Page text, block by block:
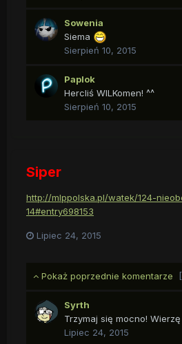
Sowenia
Siema
Sierpień 10, 2015
Paplok
Hercliś WILKomen! ^^
Sierpień 10, 2015
Siper
http://mlppolska.pl/watek/124-
14#entry698153
Lipiec 24, 2015
Pokaż poprzednie komentarze
Syrth
Trzymaj się mocno!
Lipiec 24, 2015